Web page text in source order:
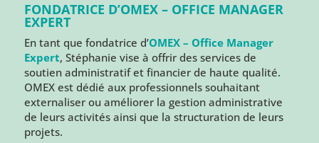
FONDATRICE D’OMEX – OFFICE MANAGER
EXPERT
En tant que fondatrice d’OMEX – Office Manager
Expert, Stéphanie vise à offrir des services de
soutien administratif et financier de haute qualité.
OMEX est dédié aux professionnels souhaitant
externaliser ou améliorer la gestion administrative
de leurs activités ainsi que la structuration de leurs
projets.